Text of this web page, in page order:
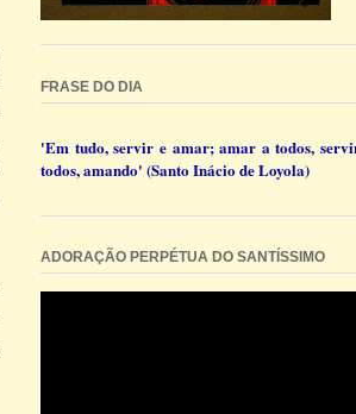
FRASE DO DIA
'Em tudo, servir e amar; amar a todos,
todos, amando' (Santo Inácio de Loyola)
ADORAÇÃO PERPÉTUA DO SANTÍSSIMO